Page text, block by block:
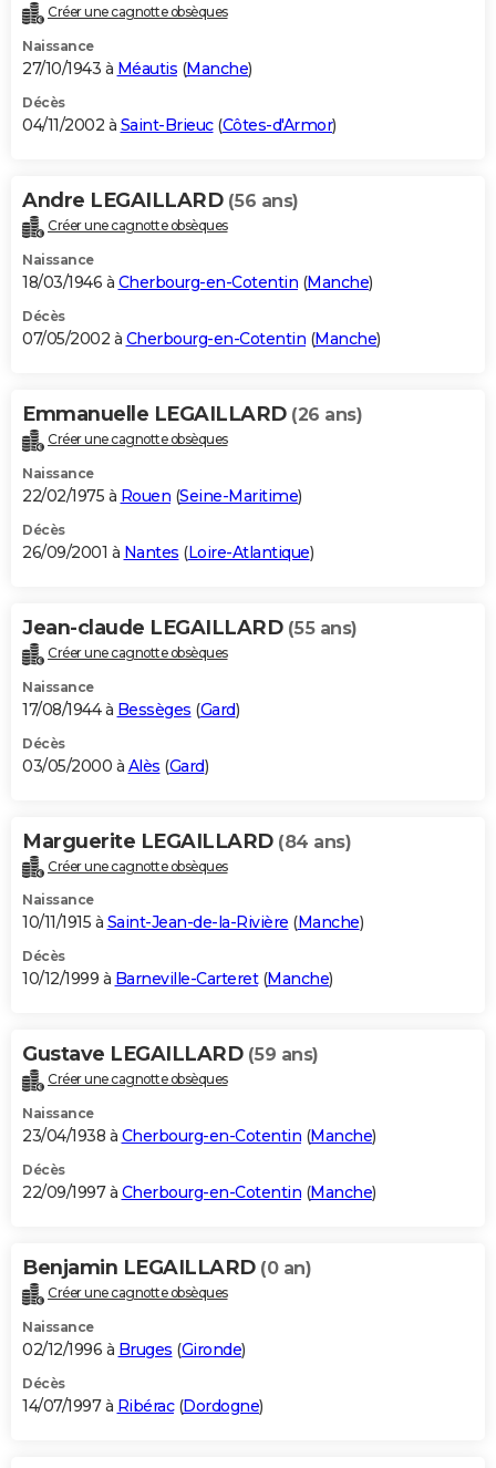
Créer une cagnotte obsèques
Naissance
27/10/1943 à Méautis (Manche)
Décès
04/11/2002 à Saint-Brieuc(Côtes-d'Armor)
Andre LEGAILLARD (56 ans)
Créer une cagnotte obsèques
Naissance
18/03/1946 à Cherbourg-en-Cotentin (Manche)
Décès
07/05/2002 à Cherbourg-en-Cotentin (Manche)
Emmanuelle LEGAILLARD (26 ans)
Créer une cagnotte obsèques
Naissance
22/02/1975 à Rouen (Seine-Maritime)
Décès
26/09/2001 à Nantes (Loire-Atlantique)
Jean-claude LEGAILLARD (55 ans)
Créer une cagnotte obsèques
Naissance
17/08/1944 à Bessèges (Gard)
Décès
03/05/2000 à Alès (Gard)
Marguerite LEGAILLARD (84 ans)
Créer une cagnotte obsèques
Naissance
10/11/1915 à Saint-Jean-de-la-Rivière (Manche)
Décès
10/12/1999 à Barneville-Carteret(Manche)
Gustave LEGAILLARD (59 ans)
Créer une cagnotte obsèques
Naissance
23/04/1938 à Cherbourg-en-Cotentin (Manche)
Décès
22/09/1997 à Cherbourg-en-Cotentin (Manche)
Benjamin LEGAILLARD (0 an)
Créer une cagnotte obsèques
Naissance
02/12/1996 à Bruges (Gironde)
Décès
14/07/1997 à Ribérac(Dordogne)